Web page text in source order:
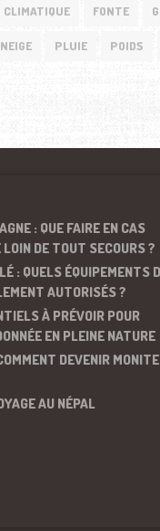
CLIMATIQUE FONTE
NEIGE PLUIE POIDS
: QUE FAIRE EN CAS
LOIN DE TOUT SECOURS ?
: QUELS ÉQUIPEMENTS
AUTORISÉS ?
À PRÉVOIR POUR
EN PLEINE NATURE
DEVENIR
AU NÉPAL